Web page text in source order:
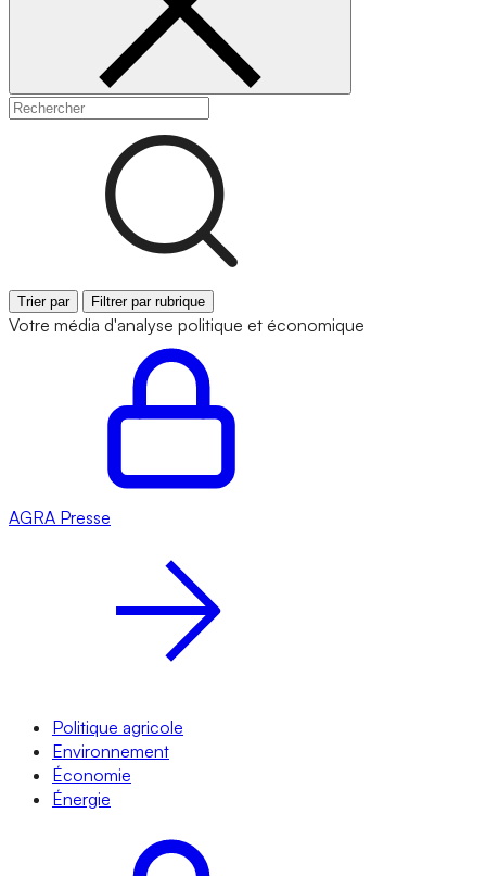
Trier par Filtrer par rubrique
Votre média d'analyse politique et économique
AGRA Presse
Politique agricole
Environnement
Économie
Énergie